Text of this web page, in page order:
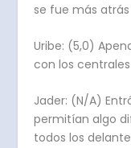
se fue más
Uribe: (5,0)
con los centrales
Jader: (N/A)
permitían algo
todos los